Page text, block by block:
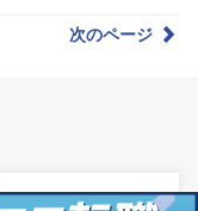
次のページ